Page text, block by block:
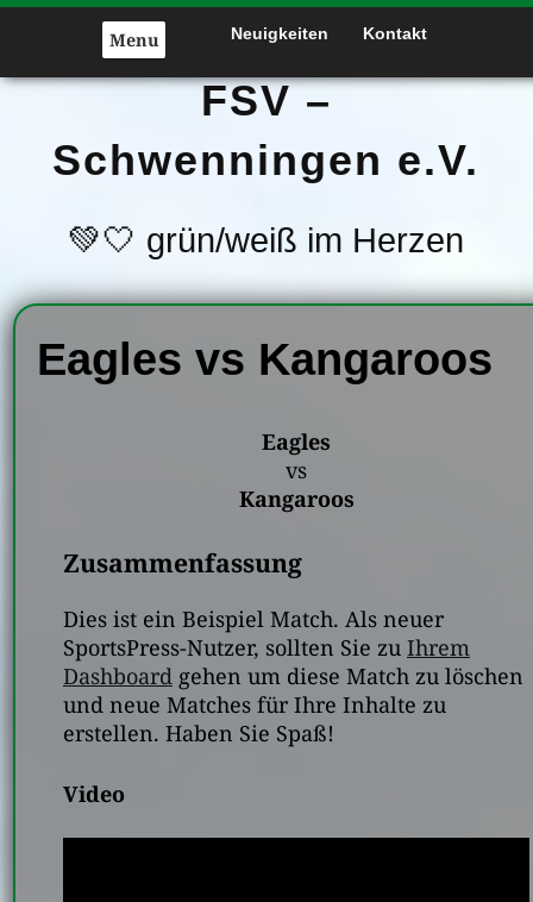
Skip
content
Menu Neuigkeiten Kontakt
FSV –
Schwenningen e.V.
💚🤍 grün/weiß im Herzen
Eagles vs Kangaroos
Eagles
vs
Kangaroos
Zusammenfassung
Dies ist ein Beispiel Match. Als neuer
SportsPress-Nutzer, sollten Sie zu Ihrem
Dashboard gehen um diese Match zu löschen
und neue Matches für Ihre Inhalte zu
erstellen. Haben Sie Spaß!
Video